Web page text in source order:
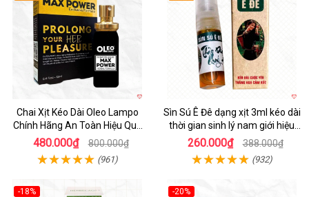
Chai Xịt Kéo Dài Oleo Lampo
Chính Hãng An Toàn Hiệu Quả
Nam Giới
480.000₫ 800.000₫
(961)
Sìn Sú Ê Đê dạng xịt 3ml kéo dài
thời gian sinh lý nam giới hiệu
quả
260.000₫ 388.000₫
(932)
-18%
-20%